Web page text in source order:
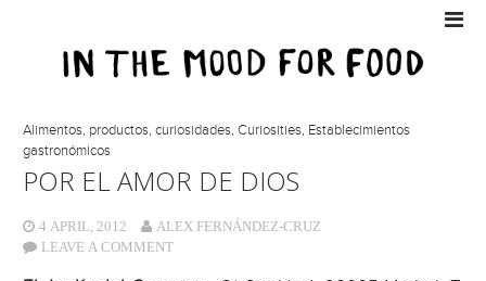
Alimentos, productos, curiosidades,Curiosities, Establecimientos
gastronómicos
POR EL AMOR DE DIOS
4 APRIL, 2012
ALEX FERNÁNDEZ-CRUZ
LEAVE A COMMENT